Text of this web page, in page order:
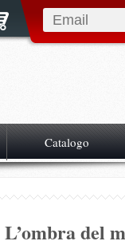
Catalogo
L’ombra del